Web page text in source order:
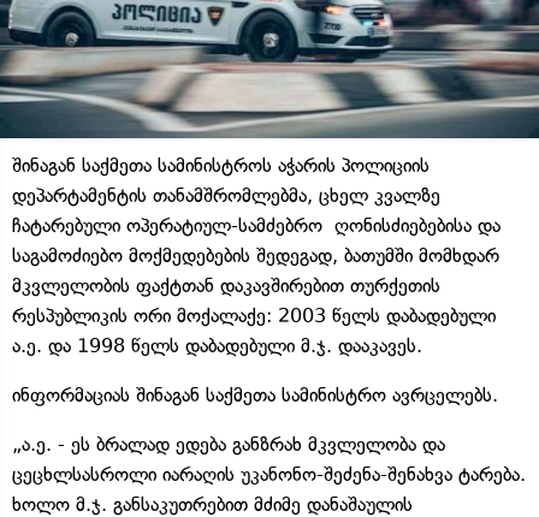
შინაგან საქმეთა სამინისტროს აჭარის პოლიციის
დეპარტამენტის თანამშრომლებმა, ცხელ კვალზე
ჩატარებული ოპერატიულ-სამძებრო ღონისძიებებისა და
საგამოძიებო მოქმედებების შედეგად, ბათუმში მომხდარ
მკვლელობის ფაქტთან დაკავშირებით თურქეთის
რესპუბლიკის ორი მოქალაქე: 2003 წელს დაბადებული
ა.ე. და 1998 წელს დაბადებული მ.ჯ. დააკავეს.
ინფორმაციას შინაგან საქმეთა სამინისტრო ავრცელებს.
„ა.ე. - ეს ბრალად ედება განზრახ მკვლელობა და
ცეცხლსასროლი იარაღის უკანონო-შეძენა-შენახვა ტარება.
ხოლო მ.ჯ. განსაკუთრებით მძიმე დანაშაულის